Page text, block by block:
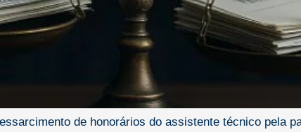
de honorários do assistente técnico pela